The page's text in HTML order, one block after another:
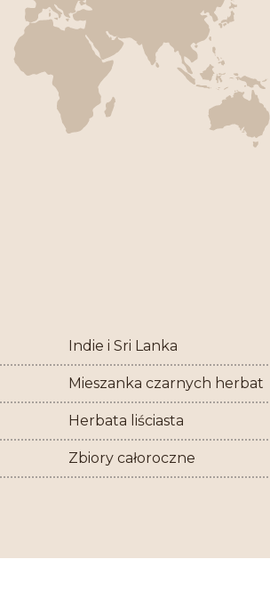
Indie i Sri Lanka
Mieszanka czarnych herbat
Herbata liściasta
Zbiory całoroczne